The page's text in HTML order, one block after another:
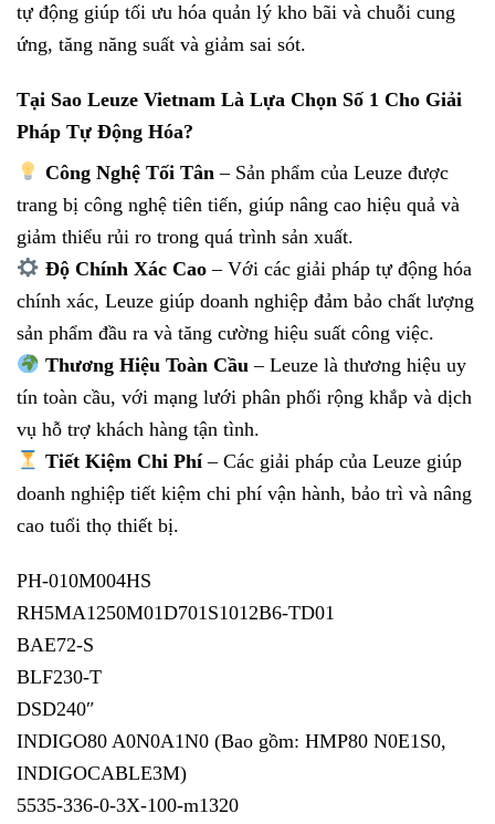
tự động giúp tối ưu hóa quản lý kho bãi và chuỗi cung
ứng, tăng năng suất và giảm sai sót.
Tại Sao Leuze Vietnam Là Lựa Chọn Số 1 Cho Giải
Pháp Tự Động Hóa?
Công Nghệ Tối Tân– Sản phẩm của Leuze được
trang bị công nghệ tiên tiến, giúp nâng cao hiệu quả và
giảm thiểu rủi ro trong quá trình sản xuất.
Độ Chính Xác Cao– Với các giải pháp tự động hóa
chính xác, Leuze giúp doanh nghiệp đảm bảo chất lượng
sản phẩm đầu ra và tăng cường hiệu suất công việc.
Thương Hiệu Toàn Cầu– Leuze là thương hiệu uy
tín toàn cầu, với mạng lưới phân phối rộng khắp và dịch
vụ hỗ trợ khách hàng tận tình.
Tiết Kiệm Chi Phí– Các giải pháp của Leuze giúp
doanh nghiệp tiết kiệm chi phí vận hành, bảo trì và nâng
cao tuổi thọ thiết bị.
PH-010M004HS
RH5MA1250M01D701S1012B6-TD01
BAE72-S
BLF230-T
DSD240″
INDIGO80 A0N0A1N0 (Bao gồm: HMP80 N0E1S0,
INDIGOCABLE3M)
5535-336-0-3X-100-m1320